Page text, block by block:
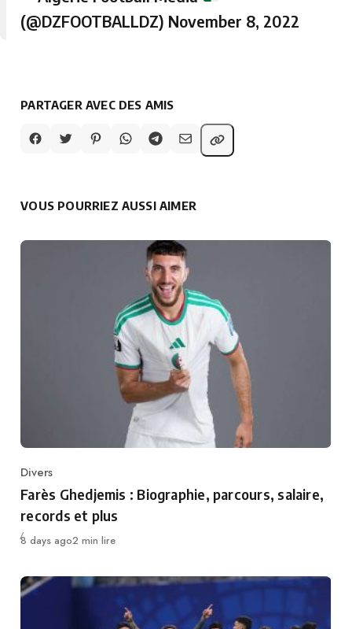
(@DZFOOTBALLDZ) November 8, 2022
PARTAGER AVEC DES AMIS
VOUS POURRIEZ AUSSI AIMER
Category
Divers
Farès Ghedjemis : Biographie, parcours, salaire,
records et plus
Publié
8 days ago2 min lire